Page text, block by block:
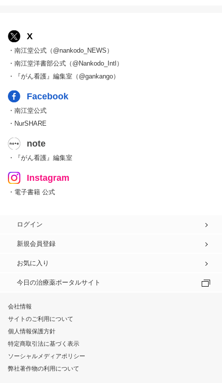
X
・南江堂公式（@nankodo_NEWS）
・南江堂洋書部公式（@Nankodo_Intl）
・『がん看護』編集室（@gankango）
Facebook
・南江堂公式
・NurSHARE
note
・『がん看護』編集室
Instagram
・電子書籍 公式
ログイン
新規会員登録
お気に入り
今日の治療薬ポータルサイト
会社情報
サイトのご利用について
個人情報保護方針
特定商取引法に基づく表示
ソーシャルメディアポリシー
弊社著作物の利用について